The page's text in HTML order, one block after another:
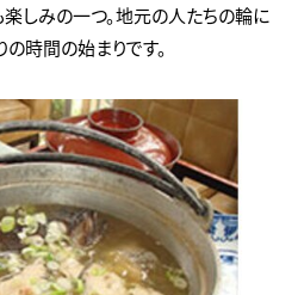
しみの一つ。地元の人たちの輪に
時間の始まりです。